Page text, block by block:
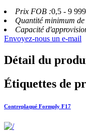
Prix ​​FOB :0,5 - 9
Quantité minimum
Capacité
Envoyez-nous un e-mail
Détail du
Étiquettes de
Contreplaqué Formply F17